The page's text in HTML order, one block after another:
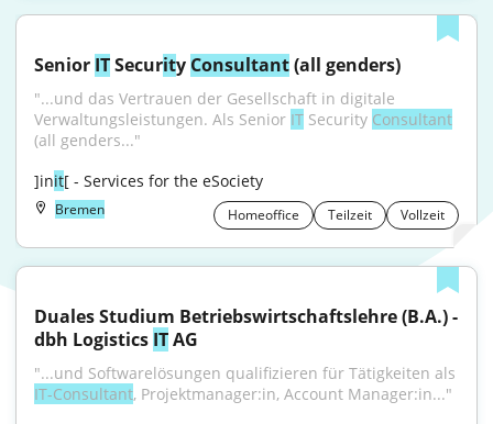
Senior IT Security Consultant (all genders)
"...und das Vertrauen der Gesellschaft in digitale
Verwaltungsleistungen. Als Senior IT Security Consultant
(all genders..."
]init[ - Services for the eSociety
Bremen Homeoffice Teilzeit Vollzeit
Duales Studium Betriebswirtschaftslehre (B.A.) -
dbh Logistics IT AG
IT-Consultant, Projektmanager:in, Account Manager:in..."